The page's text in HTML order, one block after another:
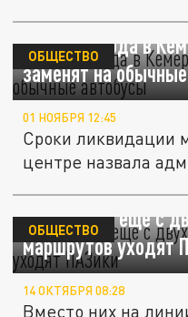
До конца года в
заменят на
ОБЩЕСТВО
01 НОЯБРЯ 12:45
Сроки ликвидации
центре назвала
В Кемерове еще с
маршрутов уходят
ОБЩЕСТВО
14 ОКТЯБРЯ 08:28
Вместо них на